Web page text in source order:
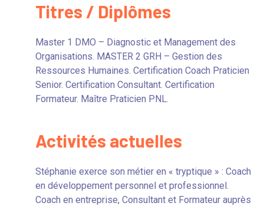
Titres / Diplômes
Master 1 DMO – Diagnostic et Management des
Organisations. MASTER 2 GRH – Gestion des
Ressources Humaines. Certification Coach Praticien
Senior. Certification Consultant. Certification
Formateur. Maître Praticien PNL.
Activités actuelles
Stéphanie exerce son métier en « tryptique » : Coach
en développement personnel et professionnel.
Coach en entreprise, Consultant et Formateur auprès